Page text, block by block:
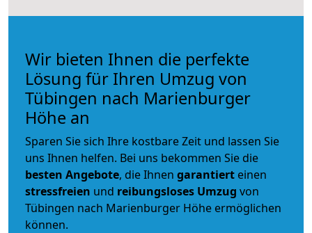
Wir bieten Ihnen die perfekte
Lösung für Ihren Umzug von
Tübingen nach Marienburger
Höhe an
Sparen Sie sich Ihre kostbare Zeit und lassen Sie
uns Ihnen helfen. Bei uns bekommen Sie die
besten Angebote, die Ihnen garantiert einen
stressfreien und reibungsloses Umzug von
Tübingen nach Marienburger Höhe ermöglichen
können.